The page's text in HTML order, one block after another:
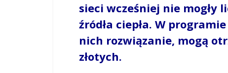
sieci wcześniej nie mogły
źródła ciepła. W
nich rozwiązanie, mogą
złotych.